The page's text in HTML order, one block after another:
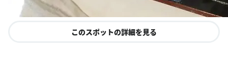
このスポットの詳細を見る